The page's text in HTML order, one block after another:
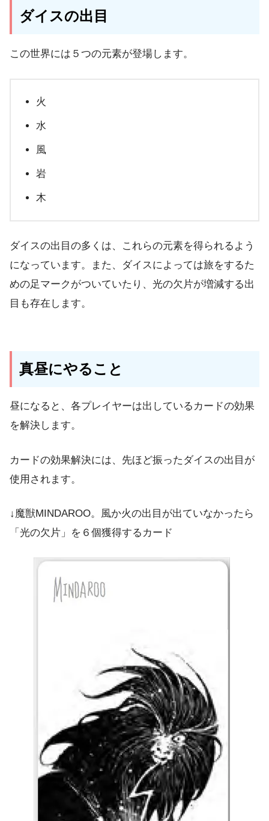
ダイスの出目
この世界には５つの元素が登場します。
火
水
風
岩
木
ダイスの出目の多くは、これらの元素を得られるよう
になっています。また、ダイスによっては旅をするた
めの足マークがついていたり、光の欠片が増減する出
目も存在します。
真昼にやること
昼になると、 各プレイヤーは出しているカードの効果
を解決します。
カードの効果解決には、先ほど振ったダイスの出目が
使用されます。
↓魔獣MINDAROO。風か火の出目が出ていなかったら
「光の欠片」を６個獲得するカード